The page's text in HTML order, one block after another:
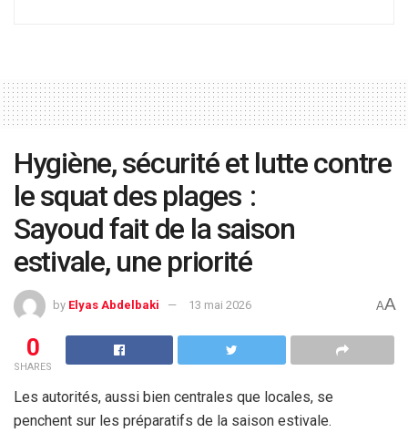
Hygiène, sécurité et lutte contre
le squat des plages :
Sayoud fait de la saison
estivale, une priorité
by Elyas Abdelbaki 13 mai 2026 AA
0
SHARES
Les autorités, aussi bien centrales que locales, se
penchent sur les préparatifs de la saison estivale.